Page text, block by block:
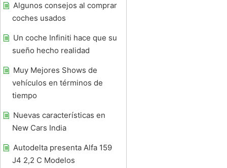
Algunos consejos al comprar
coches usados ​​
Un coche Infiniti hace que su
sueño hecho realidad
Muy Mejores Shows de
vehículos en términos de
tiempo
Nuevas características en
New Cars India
Autodelta presenta Alfa 159
J4 2,2 C Modelos